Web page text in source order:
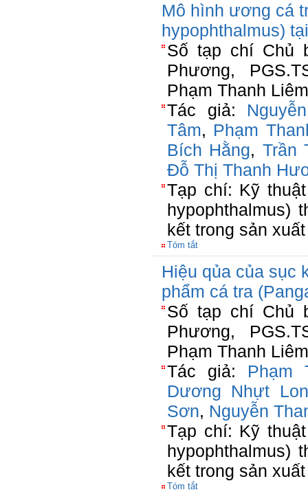
Mô hình ương cá
hypophthalmus)
Số tạp chí Chủ
Phương,
Phạm Thanh
Tác giả:
Tâm, Phạm
Bích Hằng, Trần
Đỗ Thị Thanh
Tạp chí: Kỹ
hypophthalmus)
kết trong sản xuất
Tóm tắt
Hiệu qủa của sục
phẩm cá tra
Số tạp chí Chủ
Phương,
Phạm Thanh
Tác giả: Phạm
Dương Nhựt
Sơn, Nguyễn
Tạp chí: Kỹ
hypophthalmus)
kết trong sản xuất
Tóm tắt